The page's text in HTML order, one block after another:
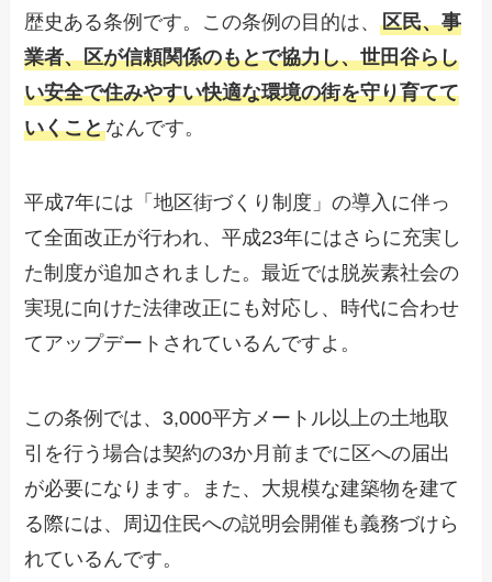
歴史ある条例です。この条例の目的は、区民、事
業者、区が信頼関係のもとで協力し、世田谷らし
い安全で住みやすい快適な環境の街を守り育てて
いくことなんです。
平成7年には「地区街づくり制度」の導入に伴っ
て全面改正が行われ、平成23年にはさらに充実し
た制度が追加されました。最近では脱炭素社会の
実現に向けた法律改正にも対応し、時代に合わせ
てアップデートされているんですよ。
この条例では、3,000平方メートル以上の土地取
引を行う場合は契約の3か月前までに区への届出
が必要になります。また、大規模な建築物を建て
る際には、周辺住民への説明会開催も義務づけら
れているんです。